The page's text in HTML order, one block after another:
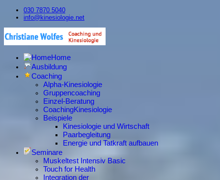
030 7870 5040
info@kinesiologie.net
Home
Ausbildung
Coaching
Alpha-Kinesiologie
Gruppencoaching
Einzel-Beratung
CoachingKinesiologie
Beispiele
Kinesiologie und Wirtschaft
Paarbegleitung
Energie und Tatkraft aufbauen
Seminare
Muskeltest Intensiv Basic
Touch for Health
Integration der